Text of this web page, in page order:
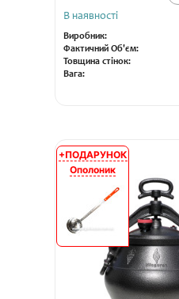
В наявності
Виробник:
Фактичний Об'єм:
Товщина стінок:
Вага:
АКЦІЯ
+ПОДАРУНОК
Ополоник